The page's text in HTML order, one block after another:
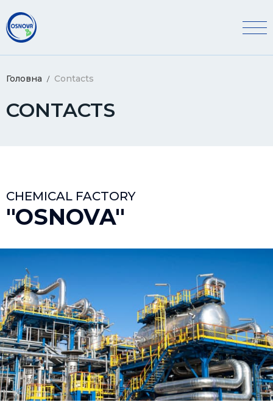
Головна Contacts
CONTACTS
CHEMICAL FACTORY
"OSNOVA"